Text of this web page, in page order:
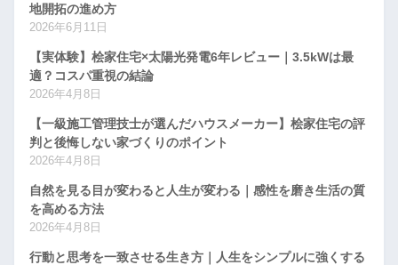
地開拓の進め方
2026年6月11日
【実体験】桧家住宅×太陽光発電6年レビュー｜3.5kWは最
適？コスパ重視の結論
2026年4月8日
【一級施工管理技士が選んだハウスメーカー】桧家住宅の評
判と後悔しない家づくりのポイント
2026年4月8日
自然を見る目が変わると人生が変わる｜感性を磨き生活の質
を高める方法
2026年4月8日
行動と思考を一致させる生き方｜人生をシンプルに強くする